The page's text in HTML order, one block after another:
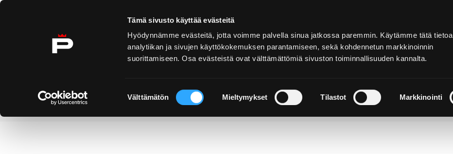
Tämä sivusto käyttää evästeitä
Hyödynnämme evästeitä, jotta voimme palvella sinua jatkossa paremmin. Käytämme tätä tietoa
analytiikan ja sivujen käyttökokemuksen parantamiseen, sekä kohdennetun markkinoinnin
suorittamiseen. Osa evästeistä ovat välttämättömiä sivuston toiminnallisuuden kannalta.
valinta
Välttämätön Mieltymykset Tilastot Markkinointi
Ohita sisältö
Etusivu